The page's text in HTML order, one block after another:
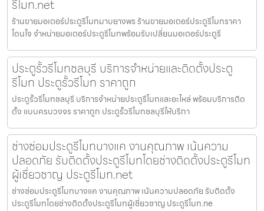
รีโมท.net
ร้านขายมอเตอร์ประตูรีโมทมาบยางพร ร้านขายมอเตอร์ประตูรีโมทราคา
โดนใจ จำหน่ายมอเตอร์ประตูรีโมทพร้อมรับเปลี่ยนมอเตอร์ประตูรี
ประตูรั้วรีโมทชลบุรี บริการจำหน่ายและติดตั้งประตู
รีโมท ประตูรั้วรีโมท ราคาถูก
ประตูรั้วรีโมทชลบุรี บริการจำหน่ายประตูรีโมทและอะไหล่ พร้อมบริการติด
ตั้ง แบบครบวงจร ราคาถูก ประตูรั้วรีโมทชลบุรีให้บริกา
ช่างซ่อมประตูรีโมทบางแค งานคุณภาพ เน้นความ
ปลอดภัย รับติดตั้งประตูรีโมทโดยช่างติดตั้งประตูรีโมท
ผู้เชี่ยวชาญ ประตูรีโมท.net
ช่างซ่อมประตูรีโมทบางแค งานคุณภาพ เน้นความปลอดภัย รับติดตั้ง
ประตูรีโมทโดยช่างติดตั้งประตูรีโมทผู้เชี่ยวชาญ ประตูรีโมท.ne